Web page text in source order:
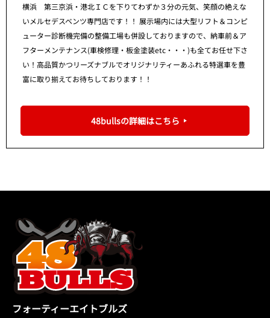
横浜 第三京浜・港北ＩＣを下りてわずか３分の元気、笑顔の絶えな
いメルセデスベンツ専門店です！！ 展示場内には大型リフト＆コンピ
ューター診断機完備の整備工場も併設しておりますので、納車前＆ア
フターメンテナンス(車検修理・板金塗装etc・・・)も全てお任せ下さ
い！高品質かつリーズナブルでオリジナリティーあふれる特選車を豊
富に取り揃えてお待ちしております！！
48bullsの詳細はこちら
フォーティーエイトブルズ